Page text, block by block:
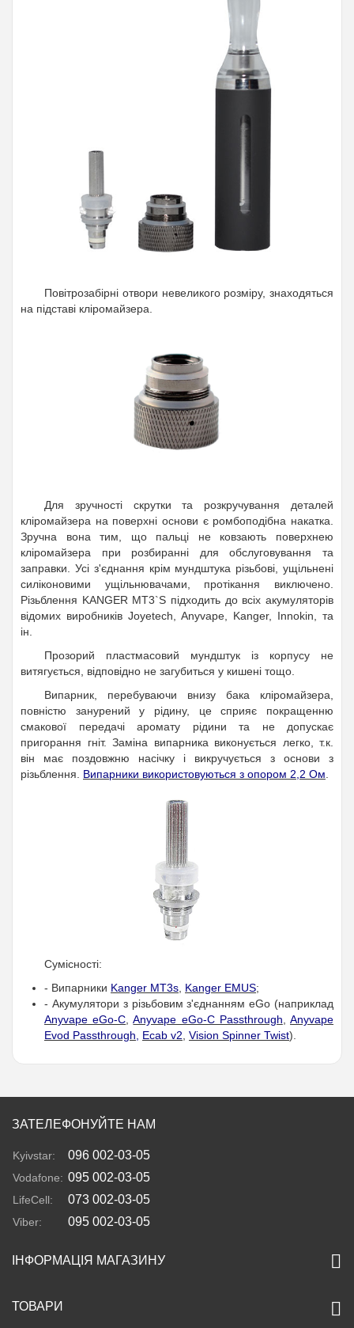
Повітрозабірні отвори невеликого розміру, знаходяться
на підставі кліромайзера.
Для зручності скрутки та розкручування деталей
кліромайзера на поверхні основи є ромбоподібна накатка.
Зручна вона тим, що пальці не ковзають поверхнею
кліромайзера при розбиранні для обслуговування та
заправки. Усі з'єднання крім мундштука різьбові, ущільнені
силіконовими ущільнювачами, протікання виключено.
Різьблення KANGER МT3`S підходить до всіх акумуляторів
відомих виробників Joyetech, Anyvape, Kanger, Innokin, та
ін.
Прозорий пластмасовий мундштук із корпусу не
витягується, відповідно не загубиться у кишені тощо.
Випарник, перебуваючи внизу бака кліромайзера,
повністю занурений у рідину, це сприяє покращенню
смакової передачі аромату рідини та не допускає
пригорання гніт. Заміна випарника виконується легко, т.к.
він має поздовжню насічку і викручується з основи з
різьблення. Випарники використовуються з опором 2,2 Ом
Сумісності:
- Випарники Kanger MT3s Kanger EMUS;
- Акумулятори з різьбовим з'єднанням eGo (наприклад
Anyvape eGo-C ,Anyvape eGo-C Passthrough ,Anyvape
Evod Passthrough
Ecab v2 Vision Spinner Twist).
ЗАТЕЛЕФОНУЙТЕ НАМ
Kyivstar: 096 002-03-05
Vodafone: 095 002-03-05
LifeCell: 073 002-03-05
Viber: 095 002-03-05
ІНФОРМАЦІЯ МАГАЗИНУ
ТОВАРИ